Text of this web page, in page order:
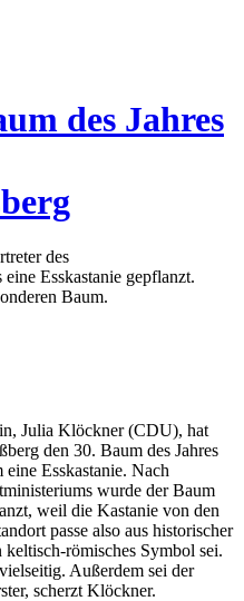
des Jahres
des
Esskastanie gepflanzt.
Baum.
Julia Klöckner (CDU), hat
den 30. Baum des Jahres
Esskastanie. Nach
wurde der Baum
weil die Kastanie von den
passe also aus historischer
römisches Symbol sei.
Außerdem sei der
scherzt Klöckner.